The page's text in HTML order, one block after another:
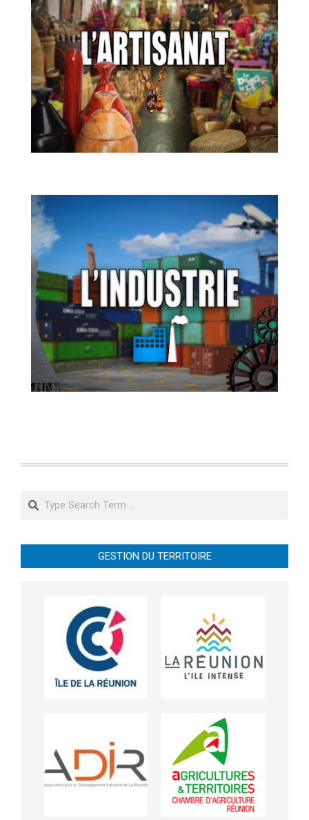
Search
GESTION DU TERRITOIRE